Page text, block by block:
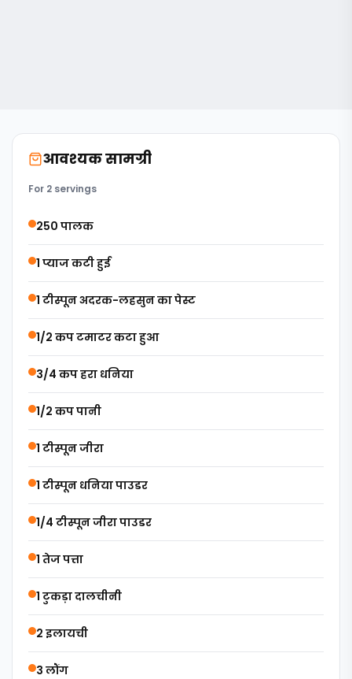
आवश्यक सामग्री
For 2 servings
250 पालक
1 प्याज कटी हुई
1 टीस्पून अदरक-लहसुन का पेस्ट
1/2 कप टमाटर कटा हुआ
3/4 कप हरा धनिया
1/2 कप पानी
1 टीस्पून जीरा
1 टीस्पून धनिया पाउडर
1/4 टीस्पून जीरा पाउडर
1 तेज पत्ता
1 टुकड़ा दालचीनी
2 इलायची
3 लौंग